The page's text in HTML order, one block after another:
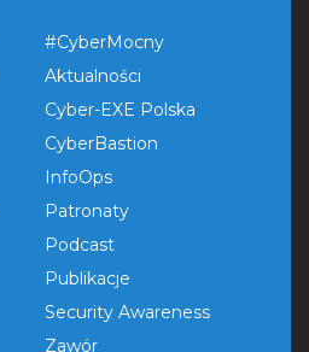
#CyberMocny
Aktualności
Cyber-EXE Polska
CyberBastion
InfoOps
Patronaty
Podcast
Publikacje
Security Awareness
Zawór